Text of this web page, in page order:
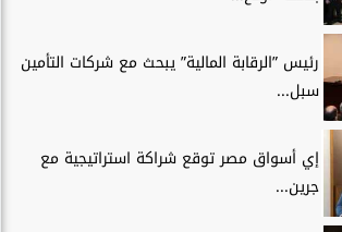
رئيس ”الرقابة المالية” يبحث مع شركات التأمين
سبل...
إي أسواق مصر توقع شراكة استراتيجية مع
جرين...